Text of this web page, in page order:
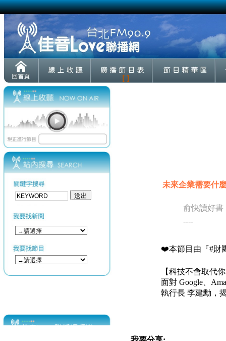
[ ]
未來企業需要什
俞快讀好書
----
❤️本節目由『#財
【科技不會取代
面對 Google、
執行長 李建勳，